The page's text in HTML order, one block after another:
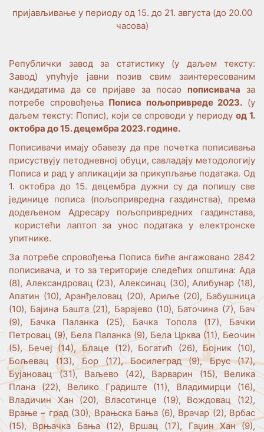
пријављивање у периоду од 15. до 21. августа (до 20.00
часова)
Републички завод за статистику (у даљем тексту:
Завод) упућује јавни позив свим заинтересованим
кандидатима да се пријаве за посао пописивача за
потребе спровођења Пописа пољопривреде 2023. (у
даљем тексту: Попис), који се спроводи у периодуод 1.
октобра до 15. децембра 2023. године.
Пописивачи имају обавезу да пре почетка пописивања
присуствују петодневној обуци, савладају методологију
Пописа и рад у апликацији за прикупљање података. Од
1. октобра до 15. децембра дужни су да попишу све
јединице пописа (пољопривредна газдинства), према
додељеном Адресару пољопривредних газдинстава,
користећи лаптоп за унос података у електронске
упитнике.
За потребе спровођења Пописа биће ангажовано 2842
пописивача, и то за територије следећих општина: Ада
(8), Александровац (23), Алексинац (30), Алибунар (18),
Апатин (10), Аранђеловац (20), Ариље (20), Бабушница
(10), Бајина Башта (21), Барајево (10), Баточина (7), Бач
(9), Бачка Паланка (25), Бачка Топола (17), Бачки
Петровац (9), Бела Паланка (9), Бела Црква (11), Беочин
(5), Бечеј (14), Блаце (12), Богатић (26), Бојник (10),
Бољевац (13), Бор (17), Босилеград (9), Брус (17),
Бујановац (31), Ваљево (42), Варварин (15), Велика
Плана (22), Велико Градиште (11), Владимирци (16),
Владичин Хан (20), Власотинце (19), Вождовац (12),
Врање – град (30), Врањска Бања (6), Врачар (2), Врбас
(15), Врњачка Бања (12), Вршац (17), Гаџин Хан (9),